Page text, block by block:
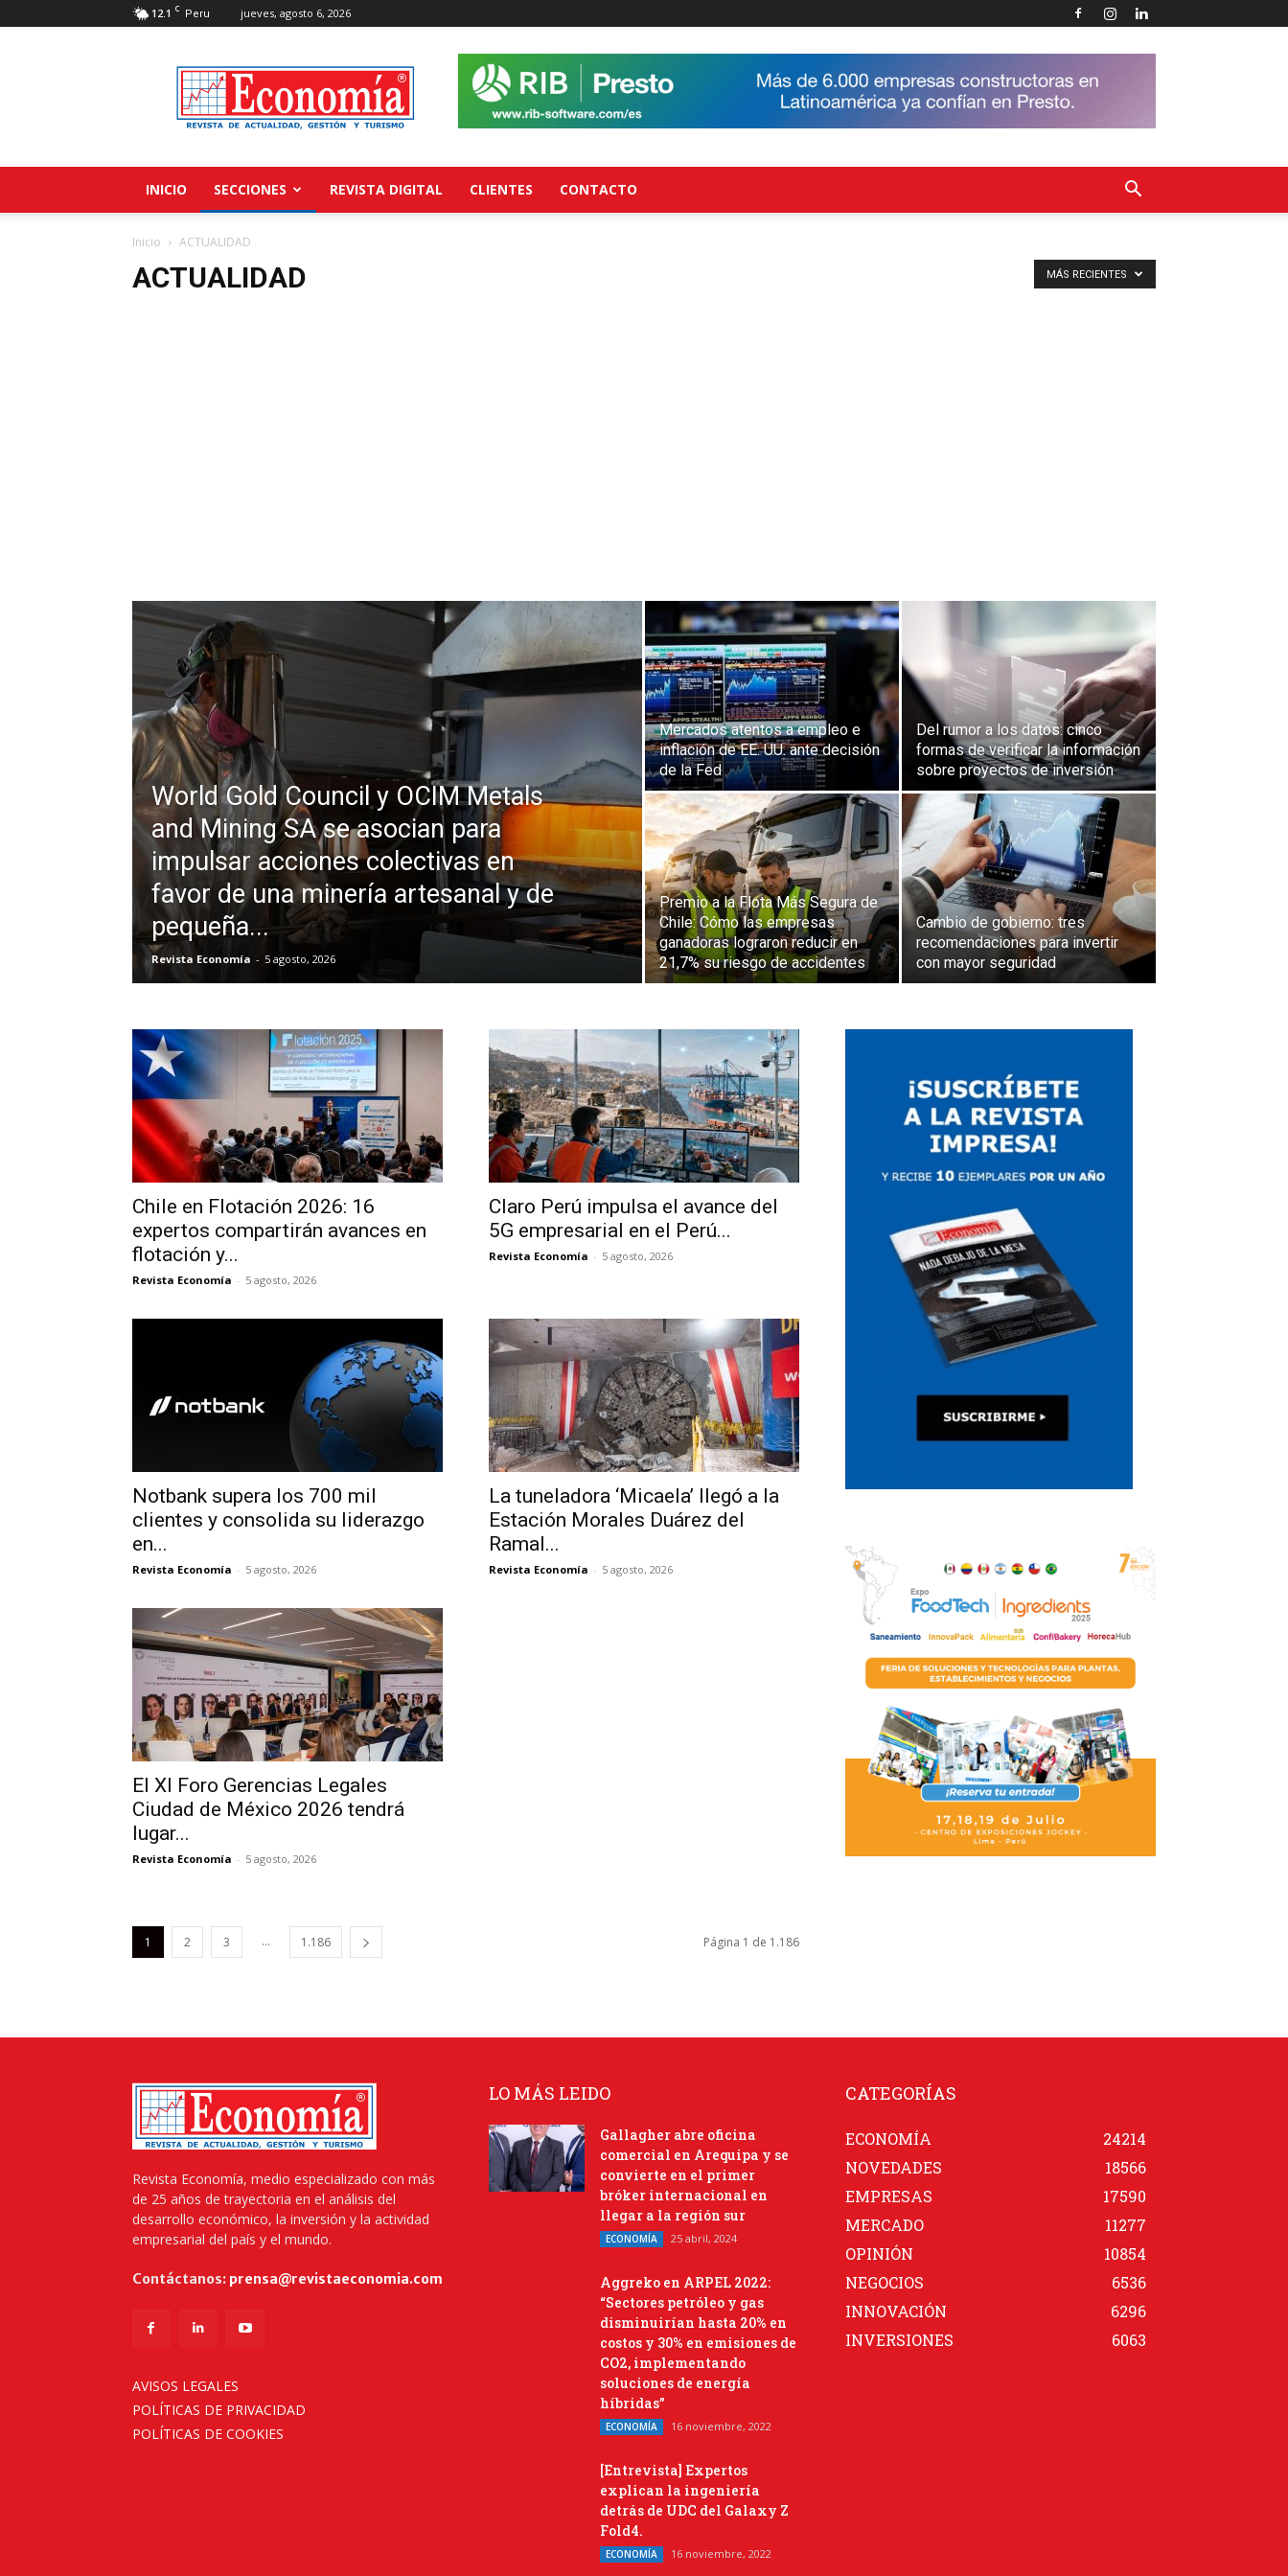
12.1 C Peru jueves, agosto 6, 2026
Revista
Economía
INICIO SECCIONES REVISTA DIGITAL CLIENTES CONTACTO
Inicio ACTUALIDAD
ACTUALIDAD MÁS RECIENTES
World Gold Council y OCIM Metals
and Mining SA se asocian para
impulsar acciones colectivas en
favor de una minería artesanal y de
pequeña...
Revista Economía - 5 agosto, 2026
Mercados atentos a empleo e
inflación de EE. UU. ante decisión
de la Fed
Del rumor a los datos: cinco
formas de verificar la información
sobre proyectos de inversión
Premio a la Flota Más Segura de
Chile: Cómo las empresas
ganadoras lograron reducir en
21,7% su riesgo de accidentes
Cambio de gobierno: tres
recomendaciones para invertir
con mayor seguridad
Chile en Flotación 2026: 16
expertos compartirán avances en
flotación y...
Revista Economía - 5 agosto, 2026
Claro Perú impulsa el avance del
5G empresarial en el Perú...
Revista Economía - 5 agosto, 2026
Notbank supera los 700 mil
clientes y consolida su liderazgo
en...
Revista Economía - 5 agosto, 2026
La tuneladora ‘Micaela’ llegó a la
Estación Morales Duárez del
Ramal...
Revista Economía - 5 agosto, 2026
El XI Foro Gerencias Legales
Ciudad de México 2026 tendrá
lugar...
Revista Economía - 5 agosto, 2026
1 2 3 ... 1.186 Página 1 de 1.186
Revista Economía, medio especializado con más
de 25 años de trayectoria en el análisis del
desarrollo económico, la inversión y la actividad
empresarial del país y el mundo.
Contáctanos: prensa@revistaeconomia.com
AVISOS LEGALES
POLÍTICAS DE PRIVACIDAD
POLÍTICAS DE COOKIES
LO MÁS LEIDO
Gallagher abre oficina
comercial en Arequipa y se
convierte en el primer
bróker internacional en
llegar a la región sur
ECONOMÍA 25 abril, 2024
Aggreko en ARPEL 2022:
“Sectores petróleo y gas
disminuirían hasta 20% en
costos y 30% en emisiones de
CO2, implementando
soluciones de energía
híbridas”
ECONOMÍA 16 noviembre, 2022
[Entrevista] Expertos
explican la ingeniería
detrás de UDC del Galaxy Z
Fold4.
ECONOMÍA 16 noviembre, 2022
CATEGORÍAS
ECONOMÍA
24214
NOVEDADES
18566
EMPRESAS
17590
MERCADO
11277
OPINIÓN
10854
NEGOCIOS
6536
INNOVACIÓN
6296
INVERSIONES
6063